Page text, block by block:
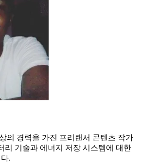
의 경력을 가진 프리랜서 콘텐츠 작가
리 기술과 에너지 저장 시스템에 대한
.